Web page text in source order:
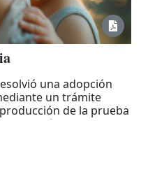
una adopción
un trámite
de la prueba
permitió dictar